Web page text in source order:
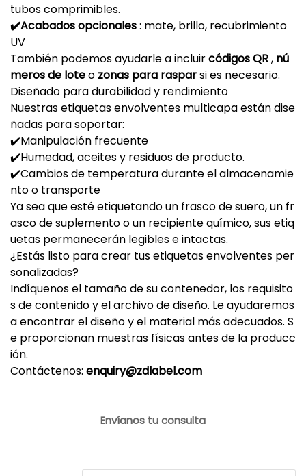
tubos comprimibles.
✔️Acabados opcionales: mate, brillo, recubrimiento
UV
También podemos ayudarle a incluircódigos QR, nú
meros de loteo zonas para rasparsi es necesario.
Diseñado para durabilidad y rendimiento
Nuestras etiquetas envolventes multicapa están dise
ñadas para soportar:
✔️Manipulación frecuente
✔️Humedad, aceites y residuos de producto.
✔️Cambios de temperatura durante el almacenamie
nto o transporte
Ya sea que esté etiquetando un frasco de suero, un fr
asco de suplemento o un recipiente químico, sus etiq
uetas permanecerán legibles e intactas.
¿Estás listo para crear tus etiquetas envolventes per
sonalizadas?
Indíquenos el tamaño de su contenedor, los requisito
s de contenido y el archivo de diseño. Le ayudaremos
a encontrar el diseño y el material más adecuados. S
e proporcionan muestras físicas antes de la producc
ión.
Contáctenos: enquiry@zdlabel.com
Envíanos tu consulta